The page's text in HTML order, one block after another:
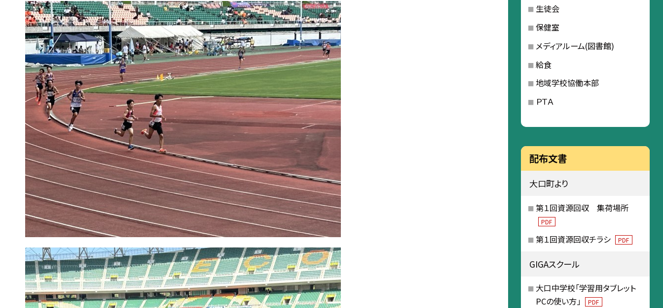
生徒会
保健室
メディアルーム(図書館)
給食
地域学校協働本部
ＰＴＡ
配布文書
大口町より
第１回資源回収 集荷場所
PDF
第１回資源回収チラシ PDF
GIGAスクール
大口中学校「学習用タブレット
PCの使い方」
PDF